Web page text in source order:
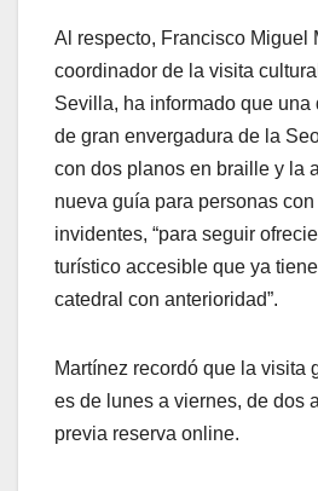
Al respecto, Francisco Miguel
coordinador de la visita
Sevilla, ha informado que
de gran envergadura de la
con dos planos en braille y la
nueva guía para personas
invidentes, “para seguir
turístico accesible que ya
catedral con anterioridad”.
Martínez recordó que la visita
es de lunes a viernes, de dos
previa reserva online.